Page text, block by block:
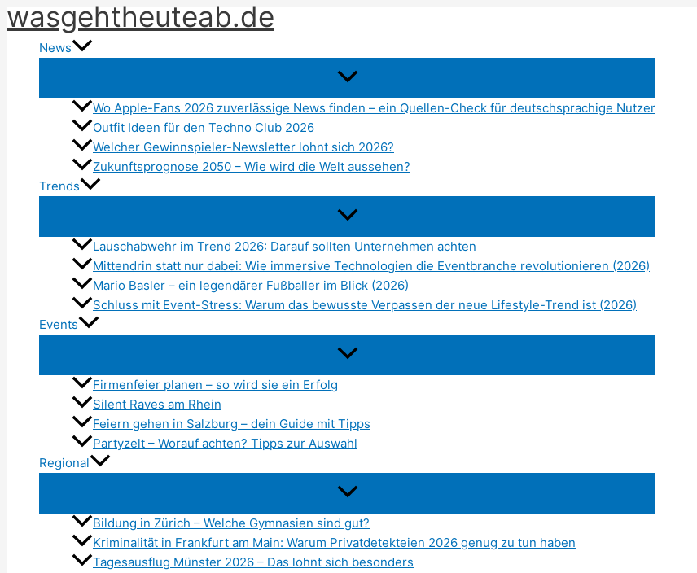
Zum
Inhalt
springen
wasgehtheuteab.de
News
Wo Apple-Fans 2026 zuverlässige News finden – ein Quellen-Check für deutschsprachige Nutzer
Outfit Ideen für den Techno Club 2026
Welcher Gewinnspieler-Newsletter lohnt sich 2026?
Zukunftsprognose 2050 – Wie wird die Welt aussehen?
Trends
Lauschabwehr im Trend 2026: Darauf sollten Unternehmen achten
Mittendrin statt nur dabei: Wie immersive Technologien die Eventbranche revolutionieren (2026)
Mario Basler – ein legendärer Fußballer im Blick (2026)
Schluss mit Event-Stress: Warum das bewusste Verpassen der neue Lifestyle-Trend ist (2026)
Events
Firmenfeier planen – so wird sie ein Erfolg
Silent Raves am Rhein
Feiern gehen in Salzburg – dein Guide mit Tipps
Partyzelt – Worauf achten? Tipps zur Auswahl
Regional
Bildung in Zürich – Welche Gymnasien sind gut?
Kriminalität in Frankfurt am Main: Warum Privatdetekteien 2026 genug zu tun haben
Tagesausflug Münster 2026 – Das lohnt sich besonders